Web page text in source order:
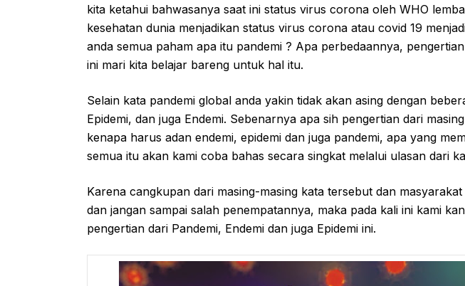
kita ketahui bahwasanya saat ini status virus corona oleh WHO
kesehatan dunia menjadikan status virus corona atau covid 19
anda semua paham apa itu pandemi ? Apa perbedaannya,
ini mari kita belajar bareng untuk hal itu.
Selain kata pandemi global anda yakin tidak akan asing dengan
Epidemi, dan juga Endemi. Sebenarnya apa sih pengertian dari
kenapa harus adan endemi, epidemi dan juga pandemi, apa yang
semua itu akan kami coba bahas secara singkat melalui ulasan dari
Karena cangkupan dari masing-masing kata tersebut dan
dan jangan sampai salah penempatannya, maka pada kali ini kami
pengertian dari Pandemi, Endemi dan juga Epidemi ini.